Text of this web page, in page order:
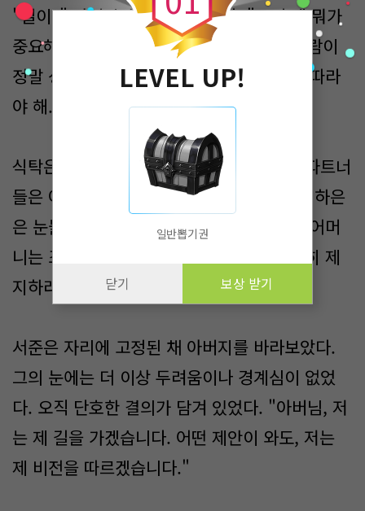
"길이?" 아버지가 코웃음을 쳤다. "그런 게 뭐가
중요해? 성공이 중요한 거지. 박 씨 같은 사람이
정말 성공하고 싶다면, 제가 알려주는 길을 따라
야 해."
식탁은 완전히 얼어붙었다. 다른 비즈니스 파트너
들은 어쩔 줄 몰라 하며 서로를 바라보았다. 하은
은 눈물이 금방이라도 터져나올 것 같았고, 어머
니는 조용히 남편의 옷을 살짝 당기며 조용히 제
지하려 했다.
서준은 자리에 고정된 채 아버지를 바라보았다.
그의 눈에는 더 이상 두려움이나 경계심이 없었
다. 오직 단호한 결의가 담겨 있었다. "아버님, 저
는 제 길을 가겠습니다. 어떤 제안이 와도, 저는
제 비전을 따르겠습니다."
LEVEL UP!
일반뽑기권
닫기 보상 받기